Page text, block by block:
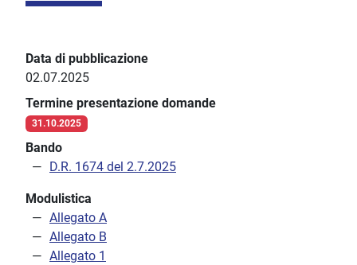
Data di pubblicazione
02.07.2025
Termine presentazione domande
31.10.2025
Bando
D.R. 1674 del 2.7.2025
Modulistica
Allegato A
Allegato B
Allegato 1